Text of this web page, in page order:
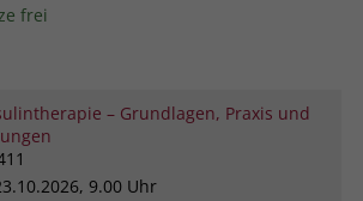
frei
– Grundlagen, Praxis und
9.00 Uhr